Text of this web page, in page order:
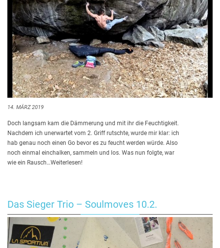
14. MÄRZ 2019
Doch langsam kam die Dämmerung und mit ihr die Feuchtigkeit.
Nachdem ich unerwartet vom 2. Griff rutschte, wurde mir klar: ich
hab genau noch einen Go bevor es zu feucht werden würde. Also
noch einmal einchalken, sammeln und los. Was nun folgte, war
wie ein Rausch…Weiterlesen!
Das Sieger Trio – Soulmoves 10.2.